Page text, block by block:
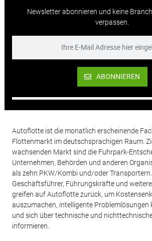
Newsletter abonnieren und keine
verpassen.
ABONNIEREN
Autoflotte ist die monatlich erscheinende
Flottenmarkt im deutschsprachigen Raum.
wachsenden Markt sind die Fuhrpark-
Unternehmen, Behörden und anderen
als zehn PKW/Kombi und/oder
Geschäftsführer, Führungskräfte und
greifen auf Autoflotte zurück, um
auszumachen, intelligente Problemlösungen
und sich über technische und
informieren.